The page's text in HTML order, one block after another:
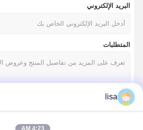
البريد الإلكتروني
المتطلبات
lisa
4:23 AM